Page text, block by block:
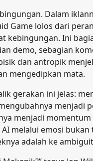
Dalam
Game lolos dari
kebingungan. Ini
demo, sebagian
dan antropik
mengedipkan mata.
gerakan ini jelas:
menjadi
menjadi momentum
melalui emosi bukan
adalah ke